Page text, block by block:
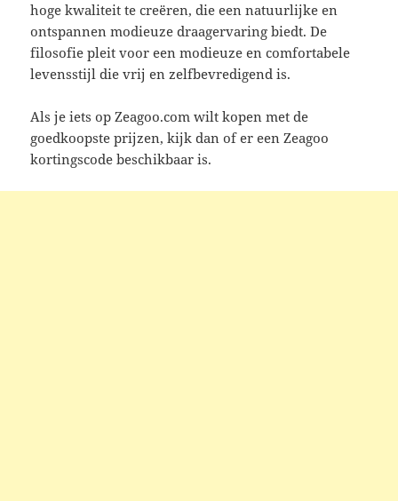
hoge kwaliteit te creëren, die een natuurlijke en
ontspannen modieuze draagervaring biedt. De
filosofie pleit voor een modieuze en comfortabele
levensstijl die vrij en zelfbevredigend is.
Als je iets op Zeagoo.com wilt kopen met de
goedkoopste prijzen, kijk dan of er een Zeagoo
kortingscode beschikbaar is.